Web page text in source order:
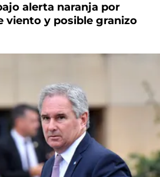
alerta naranja por
viento y posible granizo